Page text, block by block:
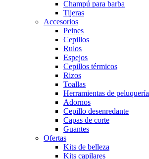
Champú para barba
Tijeras
Accesorios
Peines
Cepillos
Rulos
Espejos
Cepillos térmicos
Rizos
Toallas
Herramientas de peluquería
Adornos
Cepillo desenredante
Capas de corte
Guantes
Ofertas
Kits de belleza
Kits capilares